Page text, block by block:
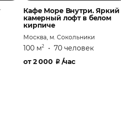
Кафе Море Внутри. Яркий
камерный лофт в белом
кирпиче
Москва, м. Сокольники
100 м2 • 70 человек
от2 000 ₽ /час